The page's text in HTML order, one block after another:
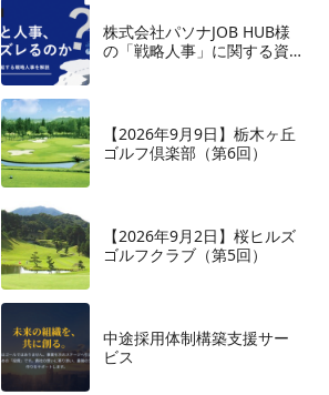
株式会社パソナJOB HUB様
の「戦略人事」に関する資
【2026年9月9日】栃木ヶ丘
ゴルフ倶楽部（第6回）
【2026年9月2日】桜ヒルズ
ゴルフクラブ（第5回）
中途採用体制構築支援サー
ビス